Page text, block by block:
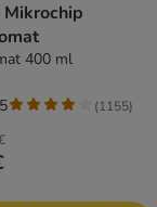
Mikrochip
400 ml
(1155)